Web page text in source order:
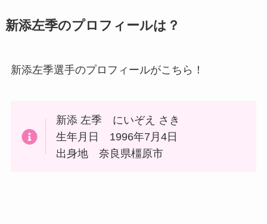
新添左季のプロフィールは？
新添左季選手のプロフィールがこちら！
新添 左季 にいぞえ さき
生年月日 1996年7月4日
出身地 奈良県橿原市